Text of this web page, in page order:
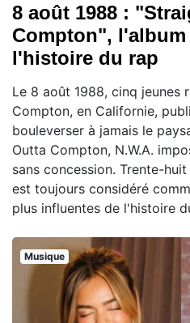
8 août 1988 :
Compton",
l'histoire du rap
Le 8 août 1988, cinq jeunes
Compton, en Californie,
bouleverser à jamais le
Outta Compton, N.W.A.
sans concession. Trente-
est toujours considéré
plus influentes de l'histoire
Musique